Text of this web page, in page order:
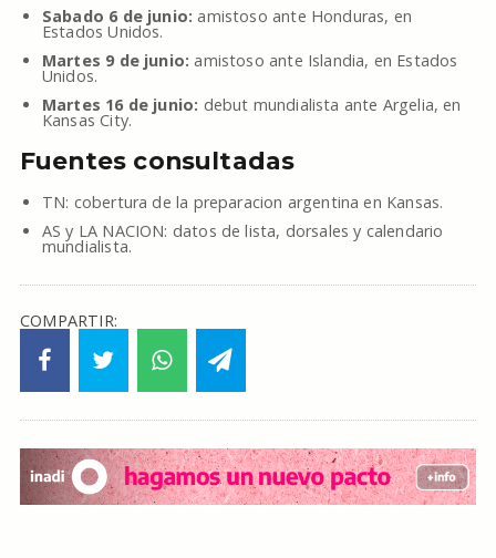
Sabado 6 de junio: amistoso ante Honduras, en
Estados Unidos.
Martes 9 de junio: amistoso ante Islandia, en Estados
Unidos.
Martes 16 de junio: debut mundialista ante Argelia, en
Kansas City.
Fuentes consultadas
TN: cobertura de la preparacion argentina en Kansas.
AS y LA NACION: datos de lista, dorsales y calendario
mundialista.
COMPARTIR: